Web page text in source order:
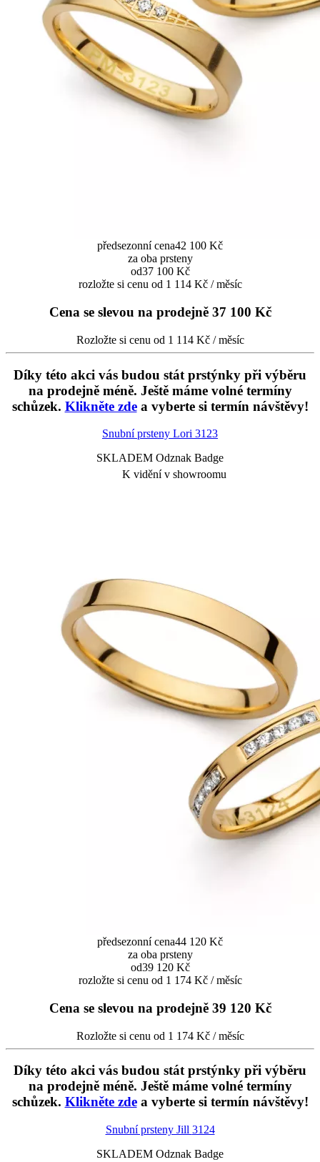
předsezonní cena42 100 Kč
za oba prsteny
od37 100 Kč
rozložte si cenu od 1 114 Kč / měsíc
Cena se slevou na prodejně 37 100 Kč
Rozložte si cenu od 1 114 Kč / měsíc
Díky této akci vás budou stát prstýnky při výběru
na prodejně méně. Ještě máme volné termíny
schůzek. Klikněte zdea vyberte si termín návštěvy!
Snubní prsteny Lori 3123
SKLADEM Odznak Badge
K vidění v showroomu
předsezonní cena44 120 Kč
za oba prsteny
od39 120 Kč
rozložte si cenu od 1 174 Kč / měsíc
Cena se slevou na prodejně 39 120 Kč
Rozložte si cenu od 1 174 Kč / měsíc
Díky této akci vás budou stát prstýnky při výběru
na prodejně méně. Ještě máme volné termíny
schůzek. Klikněte zdea vyberte si termín návštěvy!
Snubní prsteny Jill 3124
SKLADEM Odznak Badge